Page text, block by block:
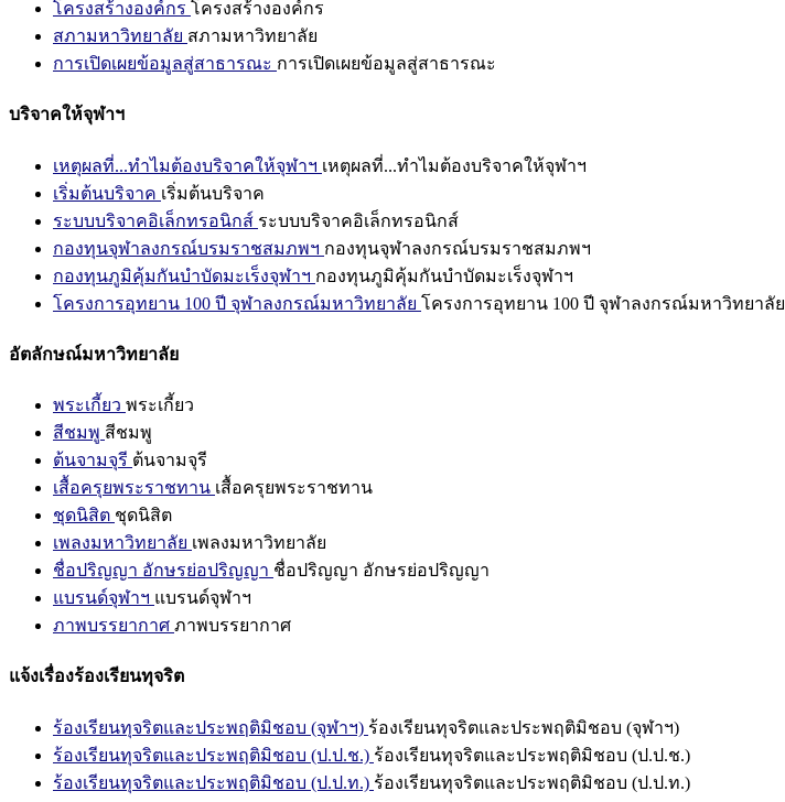
โครงสร้างองค์กร โครงสร้างองค์กร
สภามหาวิทยาลัย สภามหาวิทยาลัย
การเปิดเผยข้อมูลสู่สาธารณะ การเปิดเผยข้อมูลสู่สาธารณะ
บริจาคให้จุฬาฯ
เหตุผลที่...ทำไมต้องบริจาคให้จุฬาฯ เหตุผลที่...ทำไมต้องบริจาคให้จุฬาฯ
เริ่มต้นบริจาค เริ่มต้นบริจาค
ระบบบริจาคอิเล็กทรอนิกส์ ระบบบริจาคอิเล็กทรอนิกส์
กองทุนจุฬาลงกรณ์บรมราชสมภพฯ กองทุนจุฬาลงกรณ์บรมราชสมภพฯ
กองทุนภูมิคุ้มกันบำบัดมะเร็งจุฬาฯ กองทุนภูมิคุ้มกันบำบัดมะเร็งจุฬาฯ
โครงการอุทยาน 100 ปี จุฬาลงกรณ์มหาวิทยาลัย โครงการอุทยาน 100 ปี จุฬาลงกรณ์มหาวิทยาลัย
อัตลักษณ์มหาวิทยาลัย
พระเกี้ยว พระเกี้ยว
สีชมพู สีชมพู
ต้นจามจุรี ต้นจามจุรี
เสื้อครุยพระราชทาน เสื้อครุยพระราชทาน
ชุดนิสิต ชุดนิสิต
เพลงมหาวิทยาลัย เพลงมหาวิทยาลัย
ชื่อปริญญา อักษรย่อปริญญา ชื่อปริญญา อักษรย่อปริญญา
แบรนด์จุฬาฯ แบรนด์จุฬาฯ
ภาพบรรยากาศ ภาพบรรยากาศ
แจ้งเรื่องร้องเรียนทุจริต
ร้องเรียนทุจริตและประพฤติมิชอบ (จุฬาฯ) ร้องเรียนทุจริตและประพฤติมิชอบ (จุฬาฯ)
ร้องเรียนทุจริตและประพฤติมิชอบ (ป.ป.ช.) ร้องเรียนทุจริตและประพฤติมิชอบ (ป.ป.ช.)
ร้องเรียนทุจริตและประพฤติมิชอบ (ป.ป.ท.) ร้องเรียนทุจริตและประพฤติมิชอบ (ป.ป.ท.)